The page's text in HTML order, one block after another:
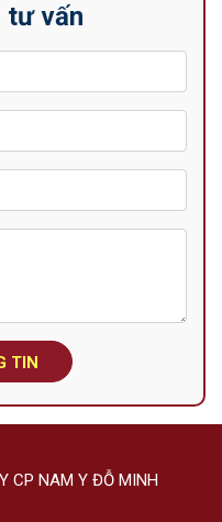
tư vấn
TIN
CP NAM Y ĐỖ MINH